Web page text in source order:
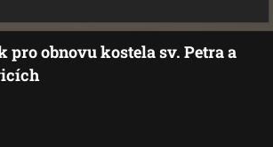
pro obnovu kostela sv. Petra a